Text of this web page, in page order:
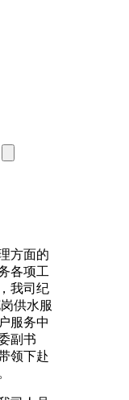
方面的
各项工
我司纪
供水服
服务中
副书
领下赴